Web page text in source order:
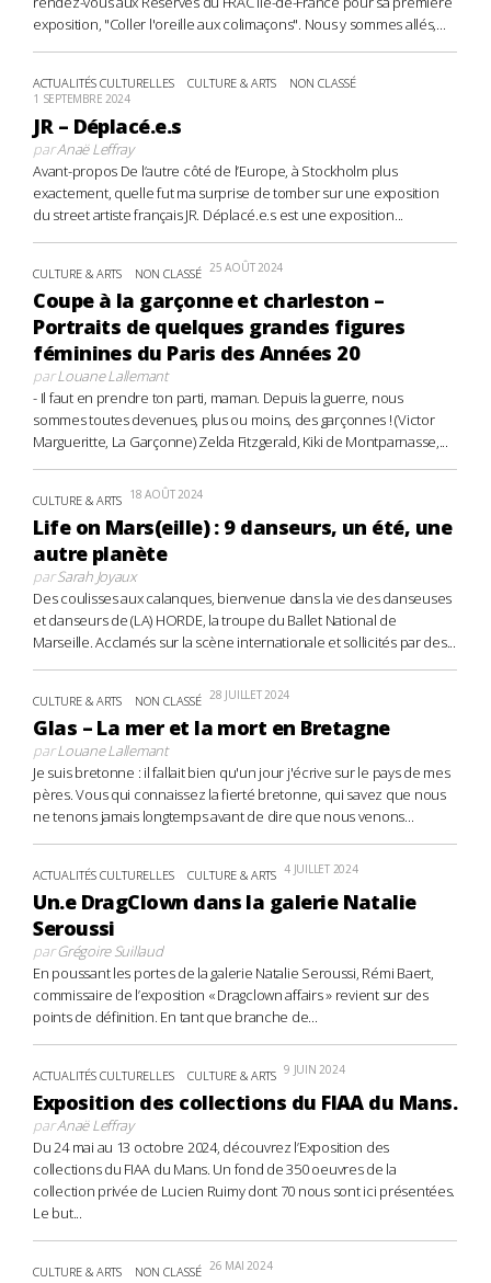
exposition, "Coller l'oreille aux colimaçons". Nous y sommes allés,...
ACTUALITÉS CULTURELLES CULTURE & ARTS NON CLASSÉ
1 SEPTEMBRE 2024
JR – Déplacé.e.s
parAnaë Leffray
Avant-propos De l’autre côté de l’Europe, à Stockholm plus
exactement, quelle fut ma surprise de tomber sur une exposition
du street artiste français JR. Déplacé.e.s est une exposition...
CULTURE & ARTS NON CLASSÉ 25 AOÛT 2024
Coupe à la garçonne et charleston –
Portraits de quelques grandes figures
féminines du Paris des Années 20
parLouane Lallemant
- Il faut en prendre ton parti, maman. Depuis la guerre, nous
sommes toutes devenues, plus ou moins, des garçonnes ! (Victor
Margueritte, La Garçonne) Zelda Fitzgerald, Kiki de Montparnasse,...
CULTURE & ARTS 18 AOÛT 2024
Life on Mars(eille) : 9 danseurs, un été, une
autre planète
parSarah Joyaux
Des coulisses aux calanques, bienvenue dans la vie des danseuses
et danseurs de (LA) HORDE, la troupe du Ballet National de
Marseille. Acclamés sur la scène internationale et sollicités par des...
CULTURE & ARTS NON CLASSÉ 28 JUILLET 2024
Glas – La mer et la mort en Bretagne
parLouane Lallemant
Je suis bretonne : il fallait bien qu'un jour j'écrive sur le pays de mes
pères. Vous qui connaissez la fierté bretonne, qui savez que nous
ne tenons jamais longtemps avant de dire que nous venons...
ACTUALITÉS CULTURELLES CULTURE & ARTS 4 JUILLET 2024
Un.e DragClown dans la galerie Natalie
Seroussi
parGrégoire Suillaud
En poussant les portes de la galerie Natalie Seroussi, Rémi Baert,
commissaire de l’exposition « Dragclown affairs » revient sur des
points de définition. En tant que branche de...
ACTUALITÉS CULTURELLES CULTURE & ARTS 9 JUIN 2024
Exposition des collections du FIAA du Mans.
parAnaë Leffray
Du 24 mai au 13 octobre 2024, découvrez l’Exposition des
collections du FIAA du Mans. Un fond de 350 oeuvres de la
collection privée de Lucien Ruimy dont 70 nous sont ici présentées.
Le but...
CULTURE & ARTS NON CLASSÉ 26 MAI 2024